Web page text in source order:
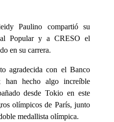
Paulino compartió su
al Popular y a CRESO el
en su carrera.
agradecida con el Banco
hecho algo increíble
desde Tokio en este
olímpicos de París, junto
medallista olímpica.